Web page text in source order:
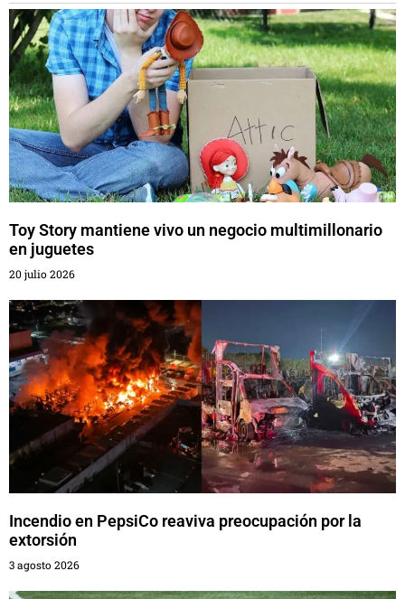
Toy Story mantiene vivo un negocio multimillonario
en juguetes
20 julio 2026
Incendio en PepsiCo reaviva preocupación por la
extorsión
3 agosto 2026